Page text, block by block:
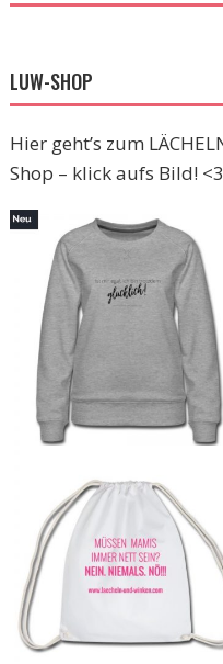
LUW-SHOP
Hier geht’s zum
Shop – klick aufs Bild! <3